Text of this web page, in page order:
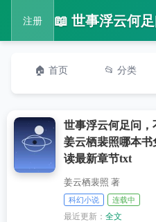
注册
🏠 首页 📂 分类
世事浮云何足问
姜云栖裴照哪本书
读最新章节txt
姜云栖裴照 著
科幻小说 连载中
最近更新：全文